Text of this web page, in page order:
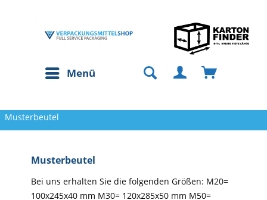
Menü
Musterbeutel
Musterbeutel
Bei uns erhalten Sie die folgenden Größen: M20=
100x245x40 mm M30= 120x285x50 mm M50=